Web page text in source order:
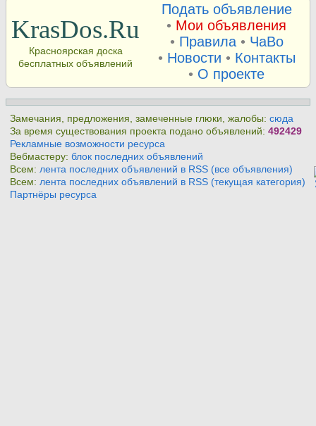
KrasDos.Ru
Красноярская доска
бесплатных объявлений
Подать объявление
• Мои объявления
• Правила• ЧаВо
• Новости • Контакты
• О проекте
Замечания, предложения, замеченные глюки, жалобы:сюда
За время существования проекта подано объявлений:492429
Рекламные возможности ресурса
Вебмастеру:блок последних объявлений
Всем: лента последних объявлений в RSS (все объявления)
Всем: лента последних объявлений в RSS (текущая категория)
Партнёры ресурса